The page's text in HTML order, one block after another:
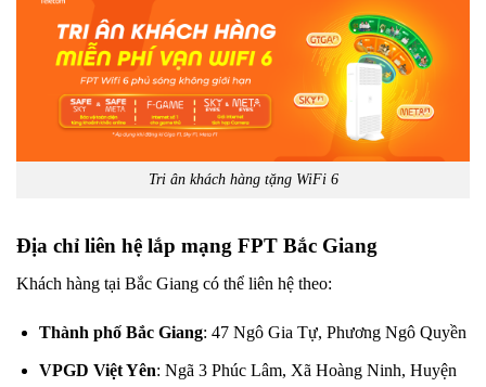
Tri ân khách hàng tặng WiFi 6
Địa chỉ liên hệ lắp mạng FPT Bắc Giang
Khách hàng tại Bắc Giang có thể liên hệ theo:
Thành phố Bắc Giang: 47 Ngô Gia Tự, Phương Ngô Quyền
VPGD Việt Yên: Ngã 3 Phúc Lâm, Xã Hoàng Ninh, Huyện